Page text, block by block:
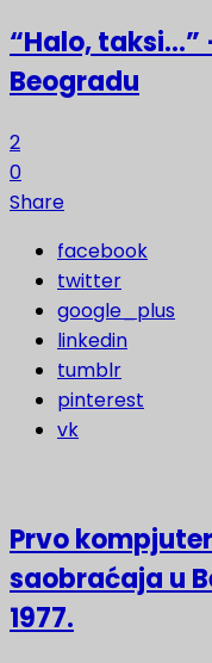
“Halo,
Beogradu
2
0
Share
facebook
twitter
google_plus
linkedin
tumblr
pinterest
vk
Prvo
saobraćaja u
1977.